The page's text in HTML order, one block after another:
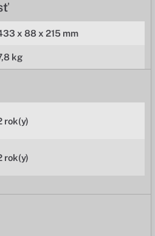
x 88 x 215 mm
kg
rok(y)
rok(y)